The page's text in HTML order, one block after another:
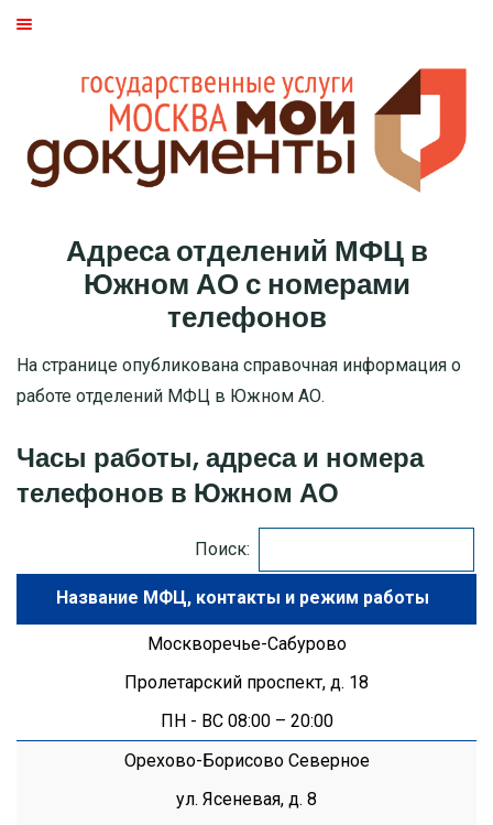
Адреса отделений МФЦ в
Южном АО с номерами
телефонов
На странице опубликована справочная информация о
работе отделений МФЦ в Южном АО.
Часы работы, адреса и номера
телефонов в Южном АО
Поиск:
Название МФЦ
Москворечье-Сабурово
Пролетарский проспект, д. 18
ПН - ВС 08:00 – 20:00
Орехово-Борисово Северное
ул. Ясеневая, д. 8
СТАТЬИ
БАСМАННЫЙ РАЙОН
ТВЕРСКОЙ
САО
МОСКОВСКАЯ ОБЛАСТЬ
ПУШКИНО